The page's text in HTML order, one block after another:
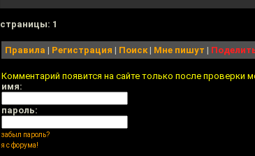
cтраницы: 1
Правила | Регистрация | Поиск| Мне пишут |
Комментарий появится на сайте только после проверки
имя:
пароль:
забыл пароль?
я с форума!